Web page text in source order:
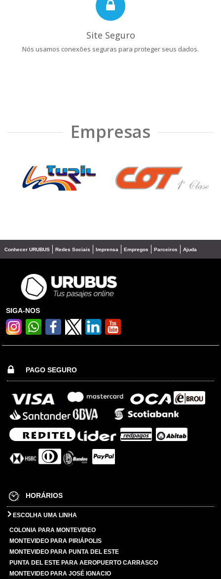
Site Seguro
Nós usamos conexões seguras para proteger seus dados.
Empresas
❮ ❯
Conhecer URUBUS Redes Sociais Imprensa Empregos Parceiros Ajuda
SIGA-NOS
PAGO SEGURO
HORÁRIOS
ESCOLHA UMA LINHA
COLONIA PARA MONTEVIDEO
MONTEVIDEO PARA PIRIÁPOLIS
MONTEVIDEO PARA PUNTA DEL ESTE
PUNTA DEL ESTE PARA AEROPUERTO CARRASCO
MONTEVIDEO PARA JOSÉ IGNACIO